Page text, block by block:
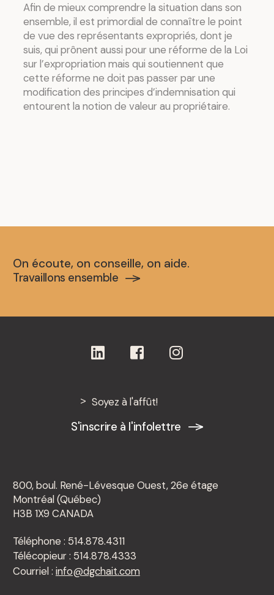
Afin de mieux comprendre la situation dans son
ensemble, il est primordial de connaître le point
de vue des représentants expropriés, dont je
suis, qui prônent aussi pour une réforme de la Loi
sur l’expropriation mais qui soutiennent que
cette réforme ne doit pas passer par une
modification des principes d’indemnisation qui
entourent la notion de valeur au propriétaire.
On écoute, on conseille, on aide.
Travaillons ensemble
Soyez à l'affût!
S'inscrire à l'infolettre
800, boul. René-Lévesque Ouest, 26e étage
Montréal (Québec)
H3B 1X9 CANADA
Téléphone : 514.878.4311
Télécopieur : 514.878.4333
Courriel : info@dgchait.com